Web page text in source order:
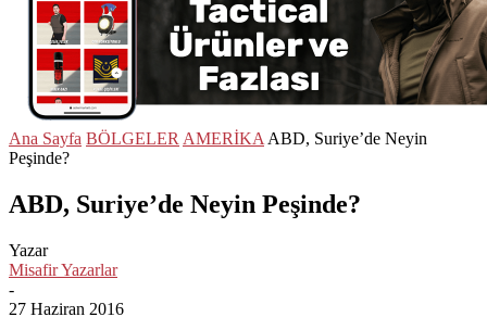
Ana Sayfa BÖLGELER AMERİKA ABD, Suriye’de Neyin
Peşinde?
ABD, Suriye’de Neyin Peşinde?
Yazar
Misafir Yazarlar
-
27 Haziran 2016